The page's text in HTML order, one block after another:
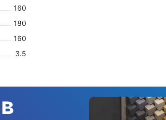
160
180
160
3.5